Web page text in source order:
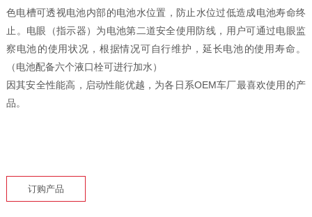
色电槽可透视电池内部的电池水位置，防止水位过低造成电池寿命终
止。电眼（指示器）为电池第二道安全使用防线，用户可通过电眼监
察电池的使用状况，根据情况可自行维护，延长电池的使用寿命。
（电池配备六个液口栓可进行加水）
因其安全性能高，启动性能优越，为各日系OEM车厂最喜欢使用的产
品。
订购产品